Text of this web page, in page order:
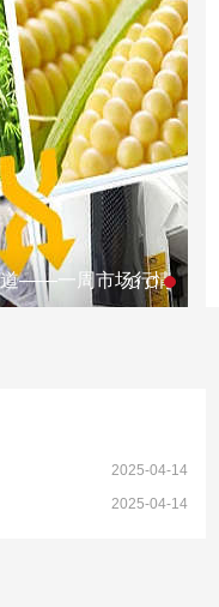
道——一周市场行情
2025-04-14
2025-04-14